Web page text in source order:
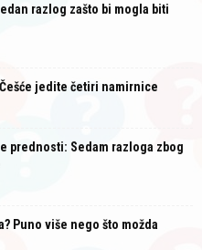
razlog zašto bi mogla biti
jedite četiri namirnice
prednosti: Sedam razloga zbog
Puno više nego što možda